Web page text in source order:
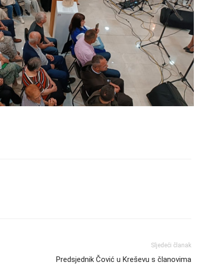
Sljedeći članak
Predsjednik Čović u Kreševu s članovima